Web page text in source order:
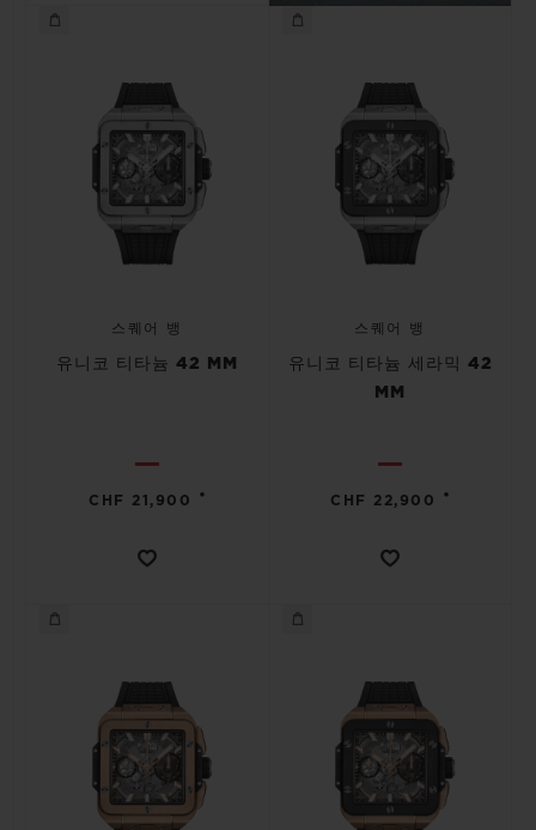
스퀘어 뱅
유니코 티타늄 42 MM
CHF 21,900 •
스퀘어 뱅
유니코 티타늄 세라믹 42
MM
CHF 22,900 •